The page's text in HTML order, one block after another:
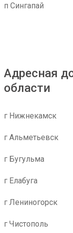
п Сингапай
Адресная
области
г Нижнекамск
г Альметьевск
г Бугульма
г Елабуга
г Лениногорск
г Чистополь